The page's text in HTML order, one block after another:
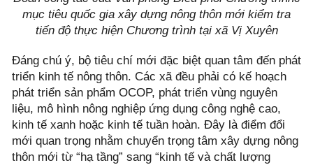
mục tiêu quốc gia xây dựng nông thôn mới kiểm tra
tiến độ thực hiện Chương trình tại xã Vị Xuyên
Đáng chú ý, bộ tiêu chí mới đặc biệt quan tâm đến phát
triển kinh tế nông thôn. Các xã đều phải có kế hoạch
phát triển sản phẩm OCOP, phát triển vùng nguyên
liệu, mô hình nông nghiệp ứng dụng công nghệ cao,
kinh tế xanh hoặc kinh tế tuần hoàn. Đây là điểm đổi
mới quan trọng nhằm chuyển trọng tâm xây dựng nông
thôn mới từ “hạ tầng” sang “kinh tế và chất lượng